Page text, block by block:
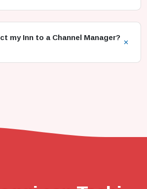
my Inn to a Channel Manager?